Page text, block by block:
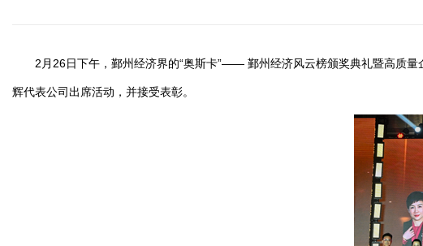
2月26日下午，鄞州经济界的“奥斯卡”—— 鄞州经济风云榜颁奖典礼暨高质
辉代表公司出席活动，并接受表彰。